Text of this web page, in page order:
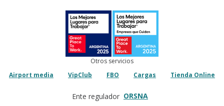
Otros servicios
Airport media
VipClub FBO Cargas Tienda Online
Ente regulador ORSNA